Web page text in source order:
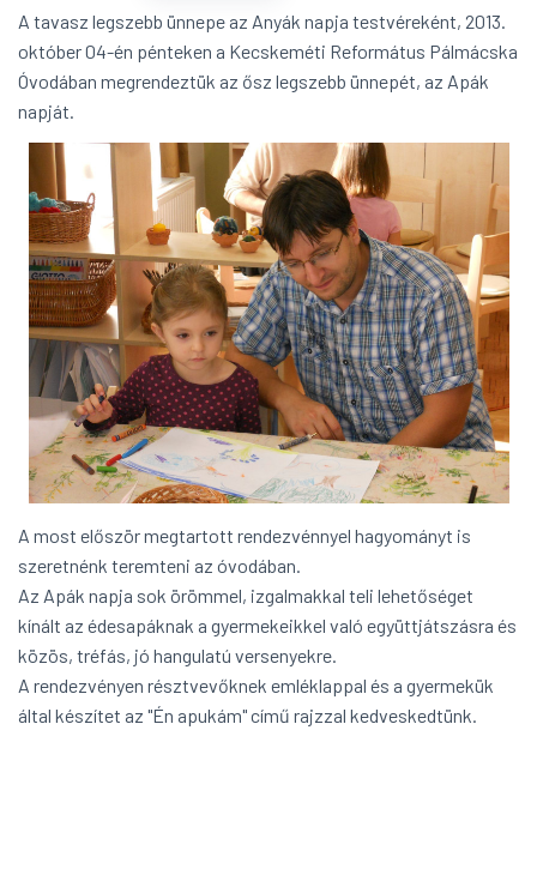
A tavasz legszebb ünnepe az Anyák napja testvéreként, 2013.
október 04-én pénteken a Kecskeméti Református Pálmácska
Óvodában megrendeztük az ősz legszebb ünnepét, az Apák
napját.
A most először megtartott rendezvénnyel hagyományt is
szeretnénk teremteni az óvodában.
Az Apák napja sok örömmel, izgalmakkal teli lehetőséget
kínált az édesapáknak a gyermekeikkel való együttjátszásra és
közös, tréfás, jó hangulatú versenyekre.
A rendezvényen résztvevőknek emléklappal és a gyermekük
által készítet az "Én apukám" című rajzzal kedveskedtünk.